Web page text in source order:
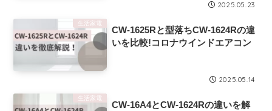
2025.05.23
生活家電
CW-1625Rと型落ちCW-1624Rの違
いを比較!コロナウインドエアコン
2025.05.14
生活家電
CW-16A4とCW-1624Rの違いを解